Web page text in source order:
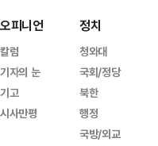
오피니언
칼럼
기자의 눈
기고
시사만평
정치
청와대
국회/정당
북한
행정
국방/외교